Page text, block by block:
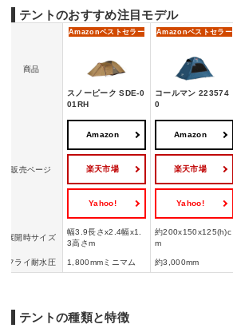
テントのおすすめ｜ロッジテント
テントの売れ筋ランキングをチェック
テントのおすすめ注目モデル
商品
Amazonベストセラー
スノーピーク SDE-0
01RH
Amazonベストセラー
コールマン 223574
0
販売ページ
Amazon
楽天市場
Yahoo!
Amazon
楽天市場
Yahoo!
展開時サイズ
幅3.9長さx2.4幅x1.
3高さm
約200x150x125(h)c
m
フライ耐水圧 1,800mmミニマム 約3,000mm
テントの種類と特徴